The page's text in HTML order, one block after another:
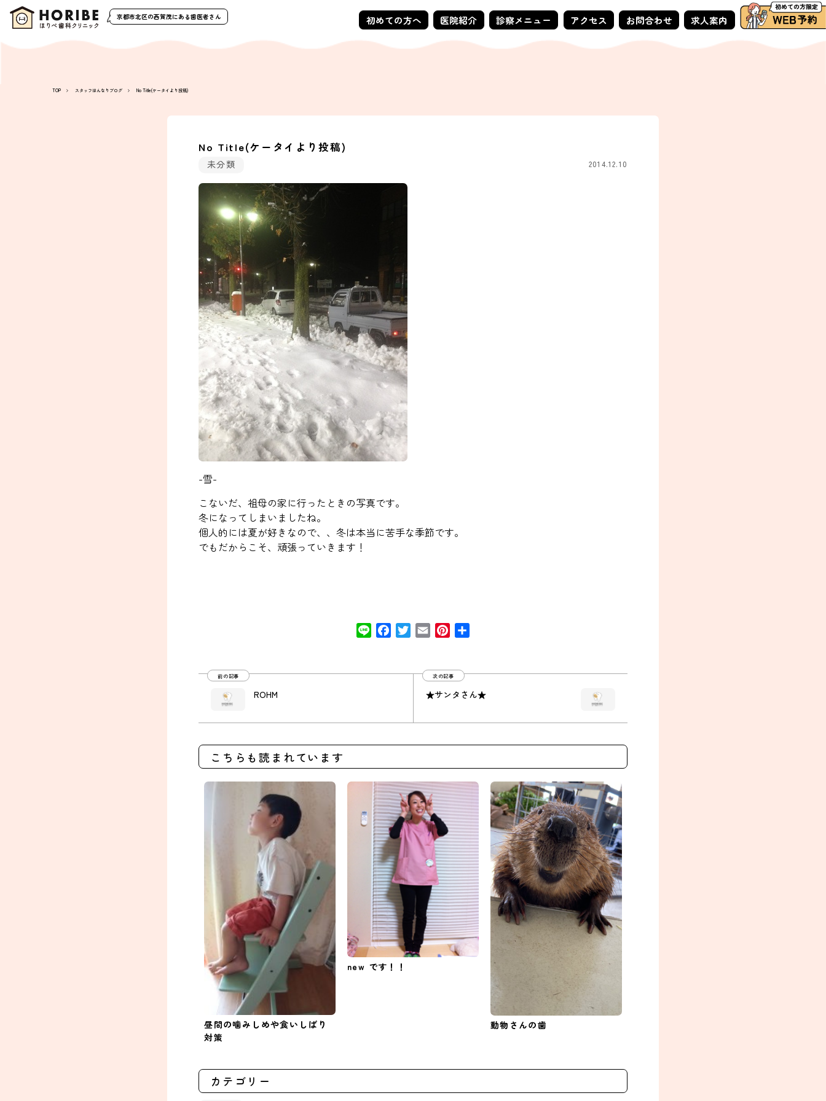
京都市北区の西賀茂にある歯医者さん 初めての方へ 医院紹介 診察メニュー アクセス お問合わせ 求人案内
TOP スタッフはんなりブログ No Title(ケータイより投稿)
No Title(ケータイより投稿)
未分類 2014.12.10
-雪-
こないだ、祖母の家に行ったときの写真です。
冬になってしまいましたね。
個人的には夏が好きなので、、冬は本当に苦手な季節です。
でもだからこそ、頑張っていきます！
Line FacebookTwitter
Email Pinterest
前の記事
ROHM
次の記事
★サンタさん★
こちらも読まれています
昼間の噛みしめや食いしばり
対策
new です！！
動物さんの歯
カテゴリー